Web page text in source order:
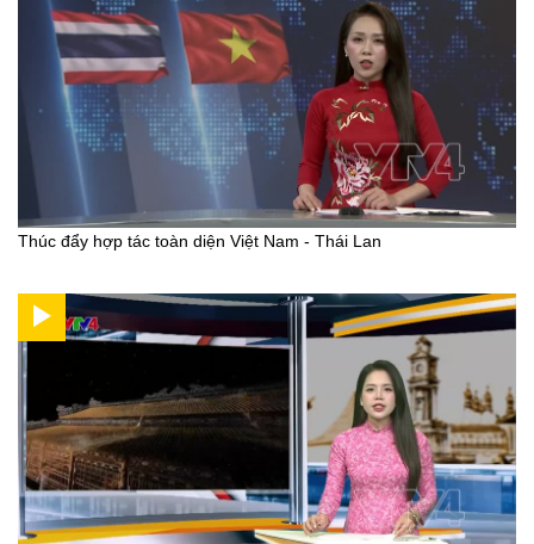
Thúc đẩy hợp tác toàn diện Việt Nam - Thái Lan